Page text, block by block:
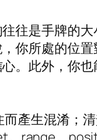
往是手牌的
你所處的位
。此外，你
產生混淆；